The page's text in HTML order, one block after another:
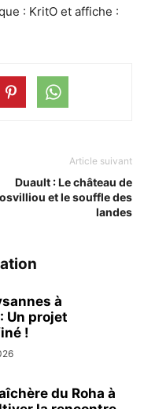
: KritO et affiche :
Article suivant
Duault : Le château de
et le souffle des
landes
à
Un projet
!
du Roha à